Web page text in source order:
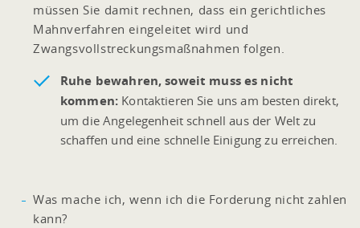
müssen Sie damit rechnen, dass ein gerichtliches
Mahnverfahren eingeleitet wird und
Zwangsvollstreckungsmaßnahmen folgen.
Ruhe bewahren, soweit muss es nicht
kommen: Kontaktieren Sie uns am besten direkt,
um die Angelegenheit schnell aus der Welt zu
schaffen und eine schnelle Einigung zu erreichen.
Was mache ich, wenn ich die Forderung nicht zahlen
kann?